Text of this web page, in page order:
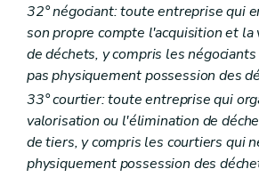
32° négociant: toute entreprise qui
son propre compte l'acquisition et
de déchets, y compris les
pas physiquement possession des
33° courtier: toute entreprise qui
valorisation ou l'élimination de
de tiers, y compris les courtiers qui
physiquement possession des